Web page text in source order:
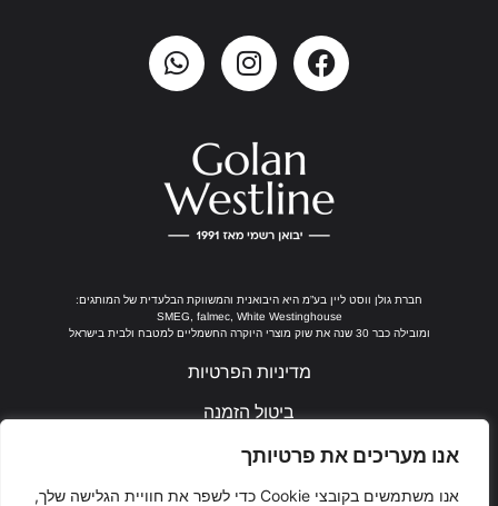
אנו מעריכים את פרטיותך
אנו משתמשים בקובצי Cookie כדי לשפר את חוויית הגלישה שלך,
חברת גולן ווסט ליין בע”מ היא היבואנית והמשווקת הבלעדית של המותגים:
SMEG, falmec, White Westinghouse
ומובילה כבר 30 שנה את שוק מוצרי היוקרה החשמליים למטבח ולבית בישראל
מדיניות הפרטיות
ביטול הזמנה
נבנה ע"י ערן חן